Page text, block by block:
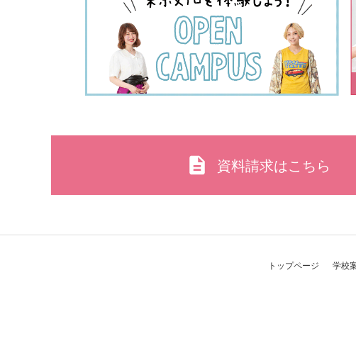
資料請求はこちら
トップページ 学校